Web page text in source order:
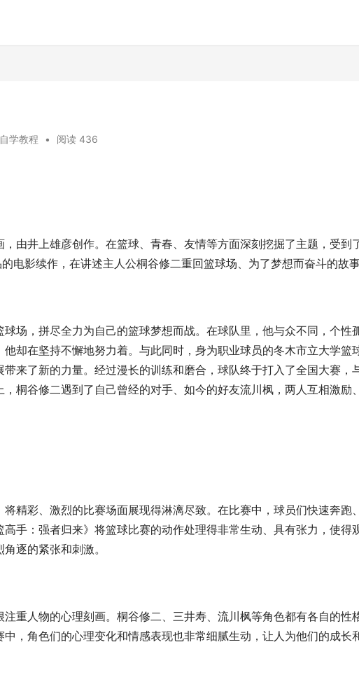
学教程 • 阅读 436
，由井上雄彦创作。在篮球、青春、友情等方面深刻挖掘了主题，受到
电影续作，在讲述主人公桐谷修二重回篮球场、为了梦想而奋斗的故
场，拼尽全力为自己的篮球梦想而战。在球队里，他与众不同，个性
却在坚持不懈地努力着。与此同时，身为职业球员的冬木市立大学篮
来了新的力量。经过漫长的训练和磨合，球队终于打入了全国大赛，
桐谷修二遇到了自己曾经的对手、如今的好友流川枫，两人互相激励
将精彩、激烈的比赛场面展现得淋漓尽致。在比赛中，球员们快速奔跑
手：强者归来》将篮球比赛的动作处理得非常生动、具有张力，使得
逐的紧张和刺激。
注重人物的心理刻画。桐谷修二、三井寿、流川枫等角色都有各自的性
，角色们的心理变化和情感表现也非常细腻生动，让人为他们的成长